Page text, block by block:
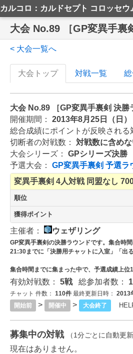
カルコロ：カルドセプト コロッセウ
大会 No.89 ［GP変異手裏
< 大会一覧へ
大会トップ 対戦一覧
大会 No.89 ［GP変異手裏剣 決勝
開催期間： 2013年8月25日（日
総合成績にポイントが反映される
切断者の対戦数： 対戦数に含め
大会シリーズ： GPシリーズ決勝
予選大会： GP変異手裏剣 予選ラ
変異手裏剣 4人対戦 同盟なし
順位
獲得ポイント
主催者： ウェザリング
GP変異手裏剣の決勝ラウンドです。集合時間
21:30までに「決勝用チャットに入室」「出
集合時間までに集まった中で、予選成績上位
有効対戦数： 5戦総参加者数：
チャット 件数： 110件 最終更新日時： 2013
開始前
> 開催中 > 大会終了
募集中の対戦 （1分ごとに自動更
現在はありません。